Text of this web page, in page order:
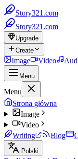
Story321.com
Story321.com
Upgrade
Create
Image Video
Menu
Menu
Strona główna
Image
Video
Writing
Blog
Polski